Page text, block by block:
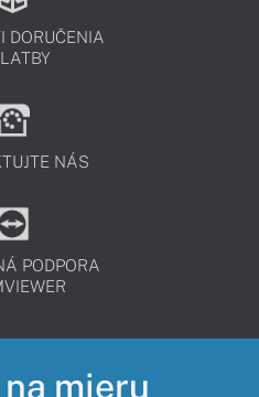
DORUČENIA
NÁS
PODPORA
mieru